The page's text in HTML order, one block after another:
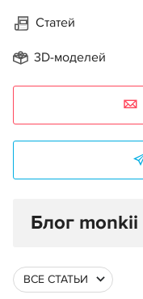
Статей
3D-моделей
Блог monkii
ВСЕ СТАТЬИ